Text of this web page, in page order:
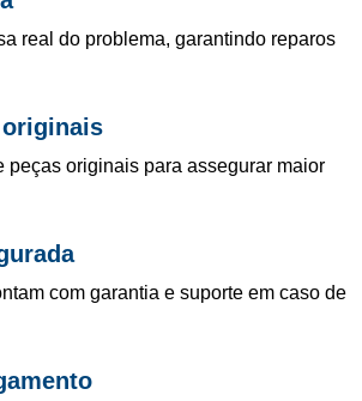
real do problema, garantindo reparos
peças originais para assegurar maior
com garantia e suporte em caso de